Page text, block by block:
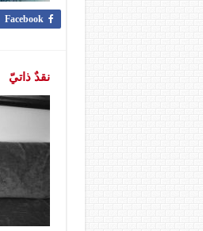
Facebook
نقدٌ ذاتيّ